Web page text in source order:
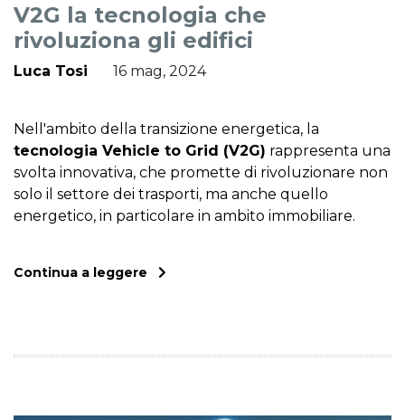
V2G la tecnologia che
rivoluziona gli edifici
Luca Tosi 16 mag, 2024
Nell'ambito della transizione energetica, la
tecnologia Vehicle to Grid (V2G) rappresenta una
svolta innovativa, che promette di rivoluzionare non
solo il settore dei trasporti, ma anche quello
energetico, in particolare in ambito immobiliare.
Continua a leggere